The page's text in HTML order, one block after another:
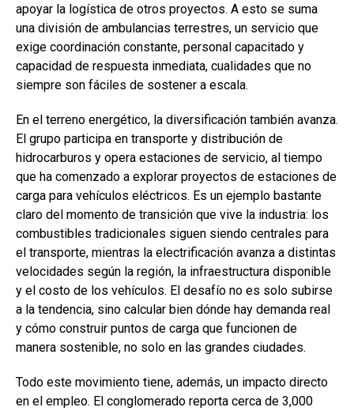
apoyar la logística de otros proyectos. A esto se suma
una división de ambulancias terrestres, un servicio que
exige coordinación constante, personal capacitado y
capacidad de respuesta inmediata, cualidades que no
siempre son fáciles de sostener a escala.
En el terreno energético, la diversificación también avanza.
El grupo participa en transporte y distribución de
hidrocarburos y opera estaciones de servicio, al tiempo
que ha comenzado a explorar proyectos de estaciones de
carga para vehículos eléctricos. Es un ejemplo bastante
claro del momento de transición que vive la industria: los
combustibles tradicionales siguen siendo centrales para
el transporte, mientras la electrificación avanza a distintas
velocidades según la región, la infraestructura disponible
y el costo de los vehículos. El desafío no es solo subirse
a la tendencia, sino calcular bien dónde hay demanda real
y cómo construir puntos de carga que funcionen de
manera sostenible, no solo en las grandes ciudades.
Todo este movimiento tiene, además, un impacto directo
en el empleo. El conglomerado reporta cerca de 3,000